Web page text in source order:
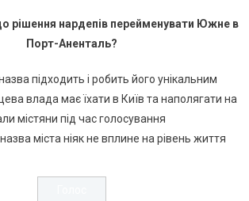
рішення нардепів перейменувати Южне в
Порт-Аненталь?
підходить і робить його унікальним
влада має їхати в Київ та наполягати на
містяни під час голосування
міста ніяк не вплине на рівень життя